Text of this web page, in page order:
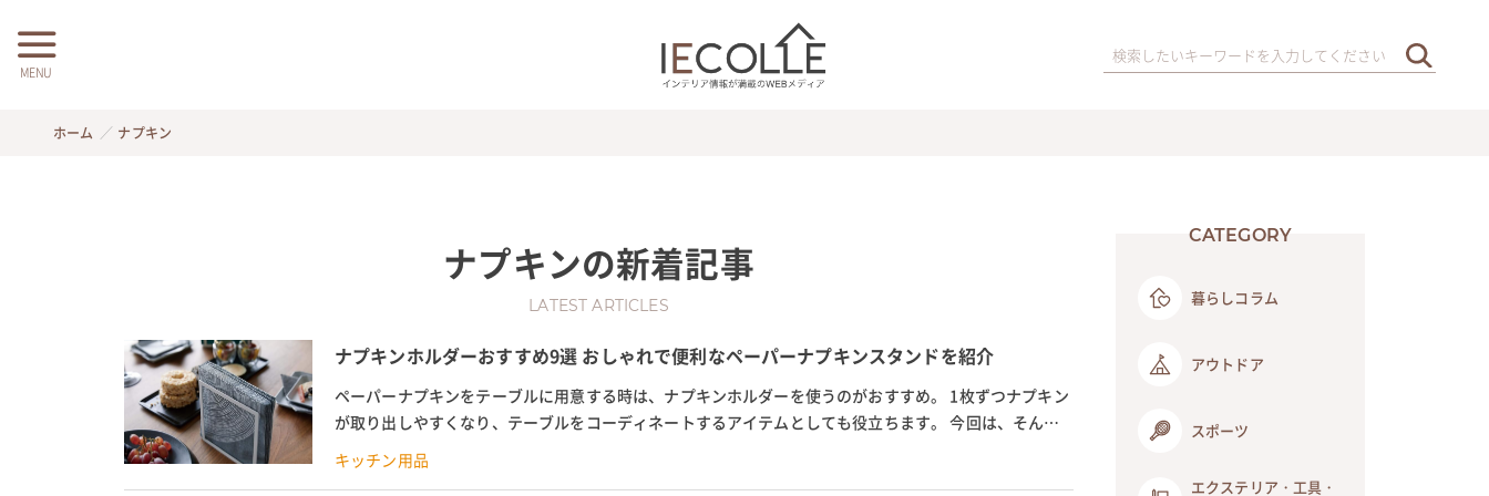
MENU
ホーム ナプキン
ナプキンの新着記事
LATEST ARTICLES
ナプキンホルダーおすすめ9選 おしゃれで便利なペーパーナプキンスタンドを紹介
ペーパーナプキンをテーブルに用意する時は、ナプキンホルダーを使うのがおすすめ。 1枚ずつナプキン
が取り出しやすくなり、テーブルをコーディネートするアイテムとしても役立ちます。 今回は、そんな
ナプキンホルダーを選ぶ時のポイントやおすすめの商品...
キッチン用品
CATEGORY
暮らしコラム
アウトドア
スポーツ
エクステリア・工具・